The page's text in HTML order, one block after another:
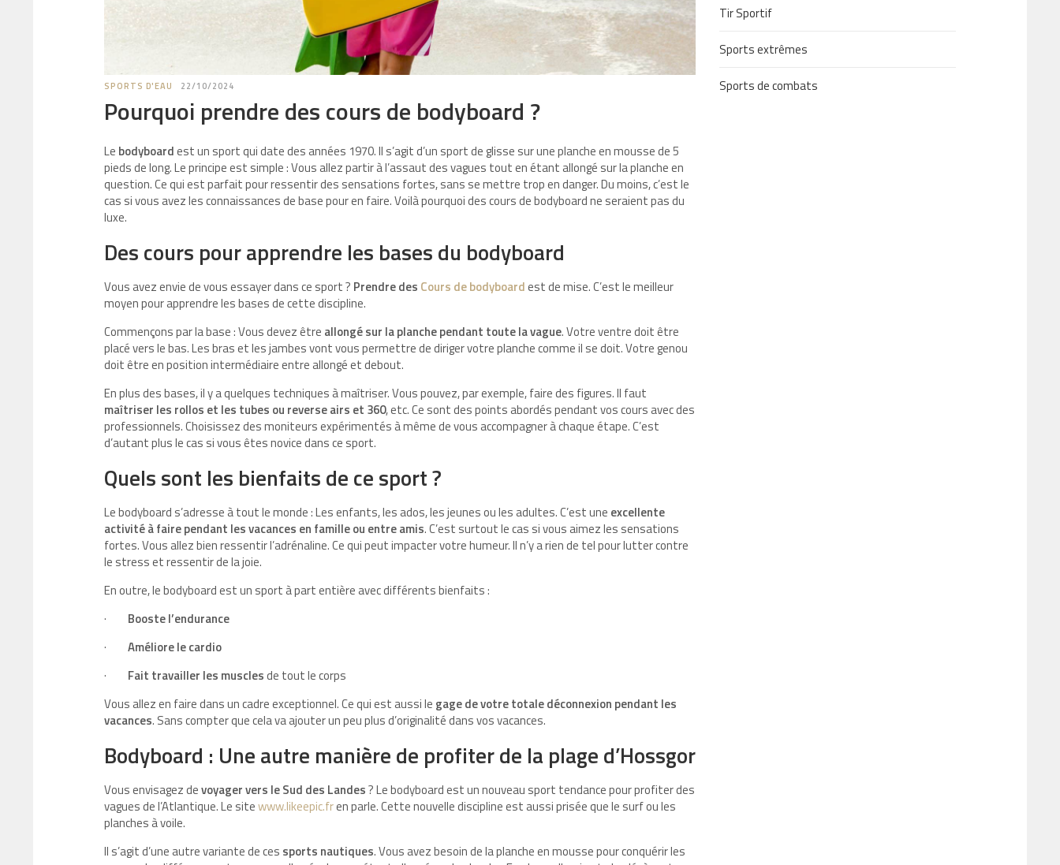
SPORTS D'EAU 22/10/2024
Pourquoi prendre des cours de bodyboard ?
Le bodyboardest un sport qui date des années 1970. Il s’agit d’un sport de glisse sur une planche en mousse de 5
pieds de long. Le principe est simple : Vous allez partir à l’assaut des vagues tout en étant allongé sur la planche en
question. Ce qui est parfait pour ressentir des sensations fortes, sans se mettre trop en danger. Du moins, c’est le
cas si vous avez les connaissances de base pour en faire. Voilà pourquoi des cours de bodyboard ne seraient pas du
luxe.
Des cours pour apprendre les bases du bodyboard
Vous avez envie de vous essayer dans ce sport ? Prendre des Cours de bodyboardest de mise. C’est le meilleur
moyen pour apprendre les bases de cette discipline.
Commençons par la base : Vous devez être allongé sur la planche pendant toute la vague. Votre ventre doit être
placé vers le bas. Les bras et les jambes vont vous permettre de diriger votre planche comme il se doit. Votre genou
doit être en position intermédiaire entre allongé et debout.
En plus des bases, il y a quelques techniques à maîtriser. Vous pouvez, par exemple, faire des figures. Il faut
maîtriser les rollos et les tubes ou reverse airs et 360, etc. Ce sont des points abordés pendant vos cours avec des
professionnels. Choisissez des moniteurs expérimentés à même de vous accompagner à chaque étape. C’est
d’autant plus le cas si vous êtes novice dans ce sport.
Quels sont les bienfaits de ce sport ?
Le bodyboard s’adresse à tout le monde : Les enfants, les ados, les jeunes ou les adultes. C’est une excellente
activité à faire pendant les vacances en famille ou entre amis. C’est surtout le cas si vous aimez les sensations
fortes. Vous allez bien ressentir l’adrénaline. Ce qui peut impacter votre humeur. Il n’y a rien de tel pour lutter contre
le stress et ressentir de la joie.
En outre, le bodyboard est un sport à part entière avec différents bienfaits :
· Booste l’endurance
·
Améliore le cardio
·
Fait travailler les musclesde tout le corps
Vous allez en faire dans un cadre exceptionnel. Ce qui est aussi le gage de votre totale déconnexion pendant les
vacances. Sans compter que cela va ajouter un peu plus d’originalité dans vos vacances.
Bodyboard : Une autre manière de profiter de la plage d’Hossgor
Vous envisagez devoyager vers le Sud des Landes? Le bodyboard est un nouveau sport tendance pour profiter des
vagues de l’Atlantique. Le sitewww.likeepic.fren parle. Cette nouvelle discipline est aussi prisée que le surf ou les
planches à voile.
Il s’agit d’une autre variante de ces sports nautiques. Vous avez besoin de la planche en mousse pour conquérir les
Tir Sportif
Sports extrêmes
Sports de combats